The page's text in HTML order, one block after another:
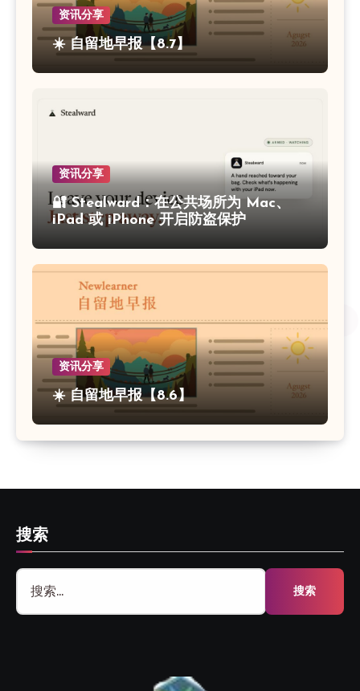
资讯分享
☀️ 自留地早报【8.7】
资讯分享
🔐 Stealward：在公共场所为 Mac、
iPad 或 iPhone 开启防盗保护
资讯分享
☀️ 自留地早报【8.6】
搜索
搜
索：